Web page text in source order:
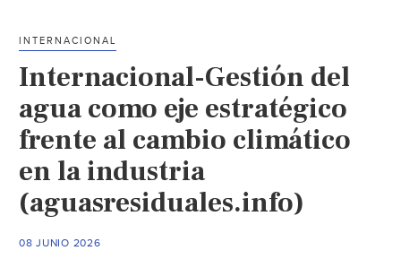
INTERNACIONAL
Internacional-Gestión del
agua como eje estratégico
frente al cambio climático
en la industria
(aguasresiduales.info)
08 JUNIO 2026